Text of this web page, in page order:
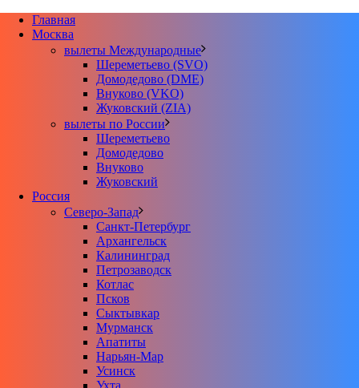
Главная
Москва
вылеты Международные
Шереметьево (SVO)
Домодедово (DME)
Внуково (VKO)
Жуковский (ZIA)
вылеты по России
Шереметьево
Домодедово
Внуково
Жуковский
Россия
Северо-Запад
Санкт-Петербург
Архангельск
Калининград
Петрозаводск
Котлас
Псков
Сыктывкар
Мурманск
Апатиты
Нарьян-Мар
Усинск
Ухта